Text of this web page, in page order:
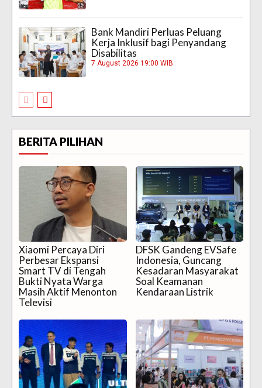
Bank Mandiri Perluas Peluang
Kerja Inklusif bagi Penyandang
Disabilitas
7 August 2026 19:00 WIB
BERITA PILIHAN
Xiaomi Percaya Diri
Perbesar Ekspansi
Smart TV di Tengah
Bukti Nyata Warga
Masih Aktif Menonton
Televisi
DFSK Gandeng EVSafe
Indonesia, Guncang
Kesadaran Masyarakat
Soal Keamanan
Kendaraan Listrik